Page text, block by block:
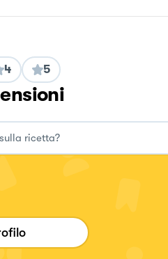
4 5